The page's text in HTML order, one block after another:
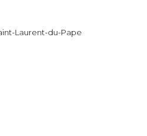
Laurent-du-Pape